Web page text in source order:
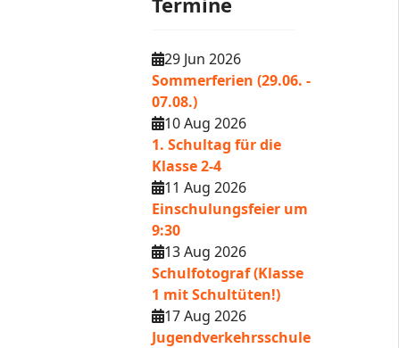
29 Jun 2026
Sommerferien (29.06. -
07.08.)
10 Aug 2026
1. Schultag für die
Klasse 2-4
11 Aug 2026
Einschulungsfeier um
9:30
13 Aug 2026
Schulfotograf (Klasse
1 mit Schultüten!)
17 Aug 2026
Jugendverkehrsschule